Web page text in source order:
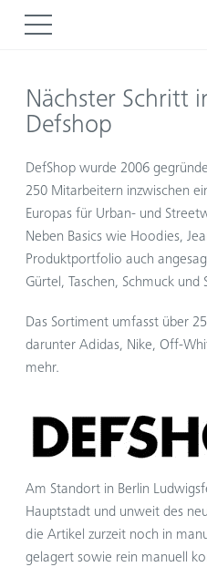
Nächster Schritt
Defshop
DefShop wurde 2006
250 Mitarbeitern inzwischen
Europas für Urban- und
Neben Basics wie Hoodies,
Produktportfolio auch
Gürtel, Taschen, Schmuck und
Das Sortiment umfasst über
darunter Adidas, Nike, Off-
mehr.
Am Standort in Berlin
Hauptstadt und unweit des
die Artikel zurzeit noch in
gelagert sowie rein manuell